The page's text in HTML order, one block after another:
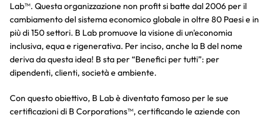
Lab™. Questa organizzazione non profit si batte dal 2006 per il
cambiamento del sistema economico globale in oltre 80 Paesi e in
più di 150 settori. B Lab promuove la visione di un'economia
inclusiva, equa e rigenerativa. Per inciso, anche la B del nome
deriva da questa idea! B sta per “Benefici per tutti”: per
dipendenti, clienti, società e ambiente.
Con questo obiettivo, B Lab è diventato famoso per le sue
certificazioni di B Corporations™, certificando le aziende con